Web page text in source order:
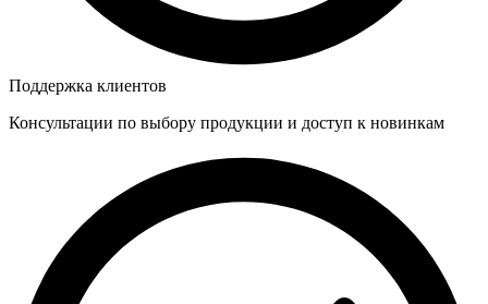
Поддержка клиентов
Консультации по выбору продукции и доступ к новинкам